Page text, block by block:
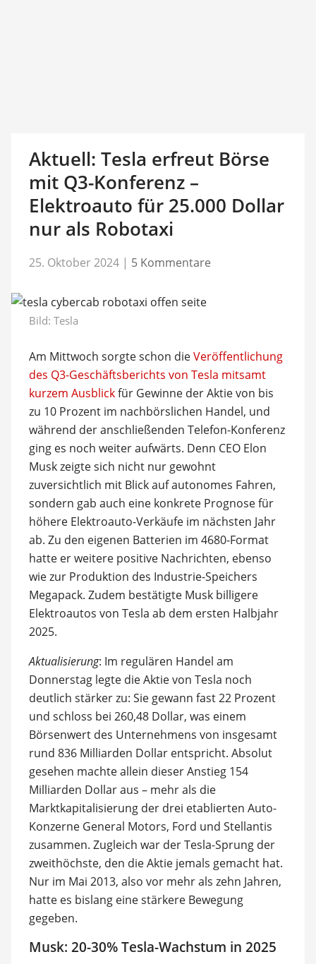
Aktuell: Tesla erfreut Börse
mit Q3-Konferenz –
Elektroauto für 25.000 Dollar
nur als Robotaxi
25. Oktober 2024 | 5 Kommentare
Bild: Tesla
Am Mittwoch sorgte schon dieVeröffentlichung
des Q3-Geschäftsberichts von Tesla mitsamt
kurzem Ausblickfür Gewinne der Aktie von bis
zu 10 Prozent im nachbörslichen Handel, und
während der anschließenden Telefon-Konferenz
ging es noch weiter aufwärts. Denn CEO Elon
Musk zeigte sich nicht nur gewohnt
zuversichtlich mit Blick auf autonomes Fahren,
sondern gab auch eine konkrete Prognose für
höhere Elektroauto-Verkäufe im nächsten Jahr
ab. Zu den eigenen Batterien im 4680-Format
hatte er weitere positive Nachrichten, ebenso
wie zur Produktion des Industrie-Speichers
Megapack. Zudem bestätigte Musk billigere
Elektroautos von Tesla ab dem ersten Halbjahr
2025.
Aktualisierung: Im regulären Handel am
Donnerstag legte die Aktie von Tesla noch
deutlich stärker zu: Sie gewann fast 22 Prozent
und schloss bei 260,48 Dollar, was einem
Börsenwert des Unternehmens von insgesamt
rund 836 Milliarden Dollar entspricht. Absolut
gesehen machte allein dieser Anstieg 154
Milliarden Dollar aus – mehr als die
Marktkapitalisierung der drei etablierten Auto-
Konzerne General Motors, Ford und Stellantis
zusammen. Zugleich war der Tesla-Sprung der
zweithöchste, den die Aktie jemals gemacht hat.
Nur im Mai 2013, also vor mehr als zehn Jahren,
hatte es bislang eine stärkere Bewegung
gegeben.
Musk: 20-30% Tesla-Wachstum in 2025